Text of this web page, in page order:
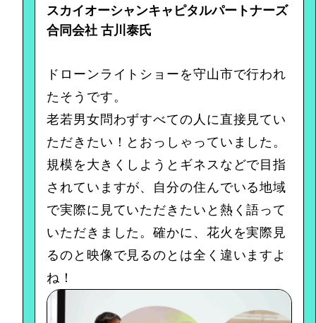
スカイオーシャンキャピタルパートナーズ
合同会社 古川泰氏
ドローンライトショーを守山市で行われ
たそうです。
老若男女問わずすべての人に直接見てい
ただきたい！とおっしゃっていました。
規模を大きくしようとギネスなどで目指
されていますが、自分の住んでいる地域
で実際に見ていただきたいと熱く語って
いただきました。確かに、花火を実際見
るのと映像で見るのとは全く違いますよ
ね！